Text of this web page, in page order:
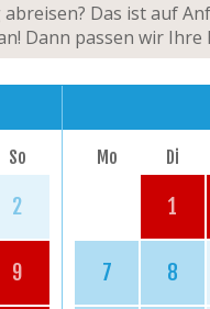
Das ist auf
Dann passen wir
So
2
9
Mo Di
1
7 8